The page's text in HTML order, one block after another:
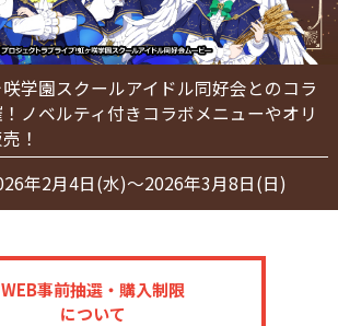
学園スクールアイドル同好会とのコラ
ノベルティ付きコラボメニューやオリ
！
年2月4日(水)～2026年3月8日(日)
WEB事前抽選・購入制限
について